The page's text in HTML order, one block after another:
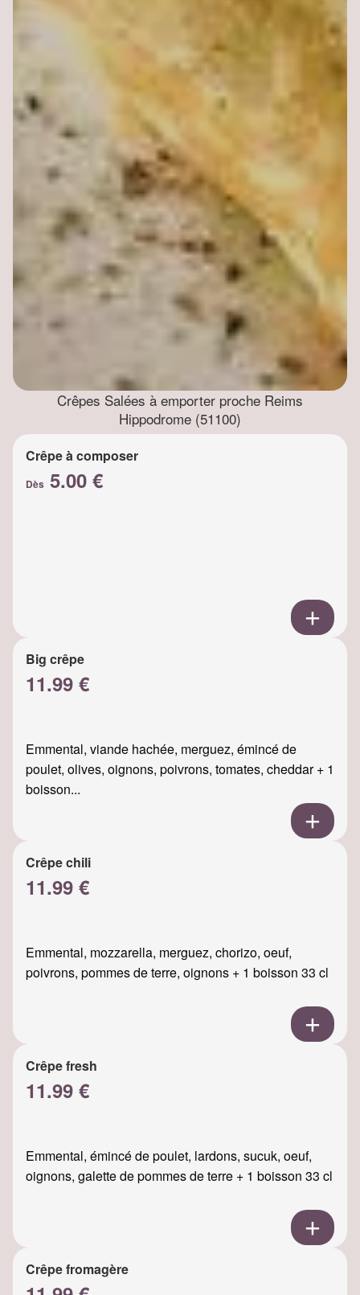
Crêpes Salées à emporter proche Reims
Hippodrome (51100)
Crêpe à composer
Dès 5.00 €
Big crêpe
11.99 €
Emmental, viande hachée, merguez, émincé de
poulet, olives, oignons, poivrons, tomates, cheddar + 1
boisson...
Crêpe chili
11.99 €
Emmental, mozzarella, merguez, chorizo, oeuf,
poivrons, pommes de terre, oignons + 1 boisson 33 cl
Crêpe fresh
11.99 €
Emmental, émincé de poulet, lardons, sucuk, oeuf,
oignons, galette de pommes de terre + 1 boisson 33 cl
Crêpe fromagère